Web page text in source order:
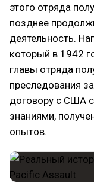
этого отряда
позднее
деятельность.
который в 1942
главы отряда
преследования
договору с США
знаниями,
опытов.